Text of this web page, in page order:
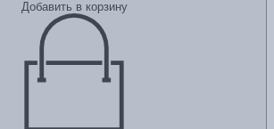
Добавить в корзину